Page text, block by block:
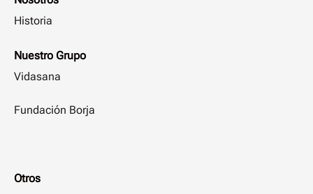
Historia
Nuestro Grupo
Vidasana
Fundación Borja
Otros